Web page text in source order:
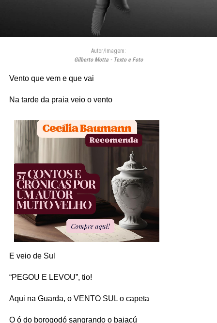
Autor/Imagem:
Gilberto Motta - Texto e Foto
Vento que vem e que vai
Na tarde da praia veio o vento
E veio de Sul
“PEGOU E LEVOU”, tio!
Aqui na Guarda, o VENTO SUL o capeta
O ó do borogodó sangrando o baiacú